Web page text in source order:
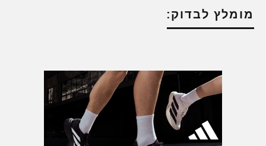
מומלץ לבדוק: